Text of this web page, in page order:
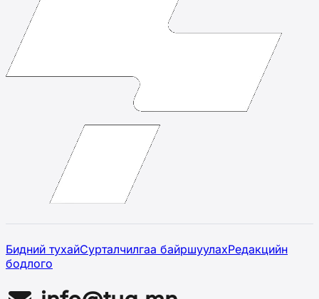
Бидний тухайСурталчилгаа байршуулахРедакцийн
бодлого